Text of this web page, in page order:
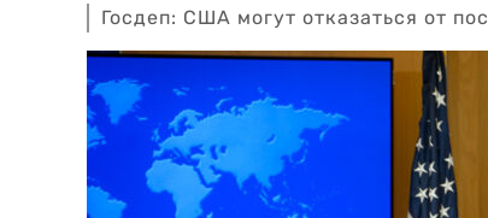
Госдеп: США могут отказаться от